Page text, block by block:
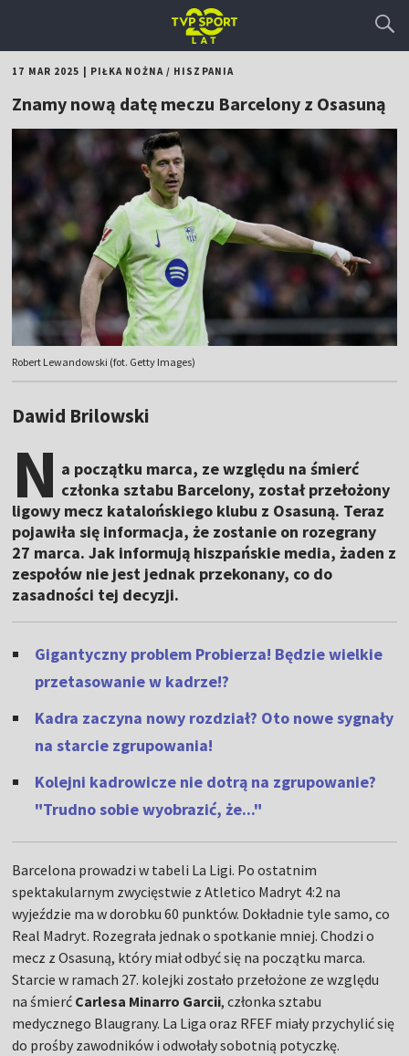
17 MAR 2025 PIŁKA NOŻNA/ HISZPANIA
Znamy nową datę meczu Barcelony z Osasuną
Robert Lewandowski (fot. Getty Images)
Dawid Brilowski
N a początku marca, ze względu na śmierć
członka sztabu Barcelony, został przełożony
ligowy mecz katalońskiego klubu z Osasuną. Teraz
pojawiła się informacja, że zostanie on rozegrany
27 marca. Jak informują hiszpańskie media, żaden z
zespołów nie jest jednak przekonany, co do
zasadności tej decyzji.
Gigantyczny problem Probierza! Będzie wielkie
przetasowanie w kadrze!?
Kadra zaczyna nowy rozdział? Oto nowe sygnały
na starcie zgrupowania!
Kolejni kadrowicze nie dotrą na zgrupowanie?
"Trudno sobie wyobrazić, że..."
Barcelona prowadzi w tabeli La Ligi. Po ostatnim
spektakularnym zwycięstwie z Atletico Madryt 4:2 na
wyjeździe ma w dorobku 60 punktów. Dokładnie tyle samo, co
Real Madryt. Rozegrała jednak o spotkanie mniej. Chodzi o
mecz z Osasuną, który miał odbyć się na początku marca.
Starcie w ramach 27. kolejki zostało przełożone ze względu
na śmierć Carlesa Minarro Garcii, członka sztabu
medycznego Blaugrany. La Liga oraz RFEF miały przychylić się
do prośby zawodników i odwołały sobotnią potyczkę.